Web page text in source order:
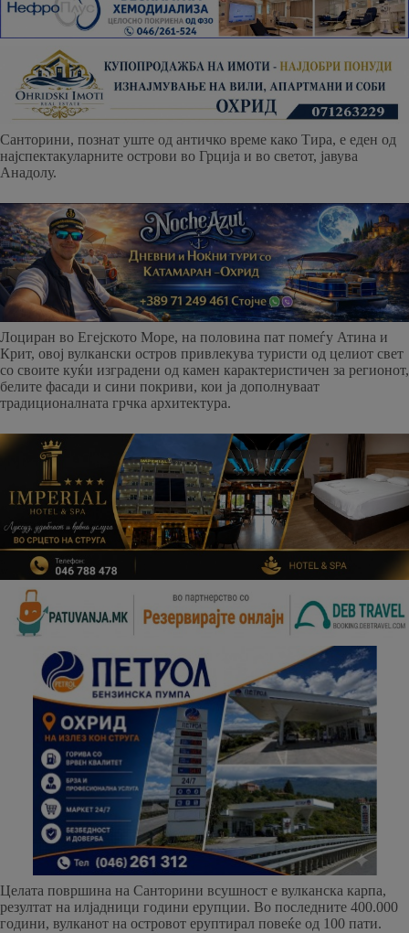
Санторини, познат уште од античко време како Тира, е еден од
најспектакуларните острови во Грција и во светот, јавува
Анадолу.
Лоциран во Егејското Море, на половина пат помеѓу Атина и
Крит, овој вулкански остров привлекува туристи од целиот свет
со своите куќи изградени од камен карактеристичен за регионот,
белите фасади и сини покриви, кои ја дополнуваат
традиционалната грчка архитектура.
Целата површина на Санторини всушност е вулканска карпа,
резултат на илјадници години ерупции. Во последните 400.000
години, вулканот на островот еруптирал повеќе од 100 пати.